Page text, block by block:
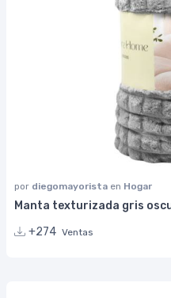
por diegomayorista en Hogar
Manta texturizada gris
+274 Ventas